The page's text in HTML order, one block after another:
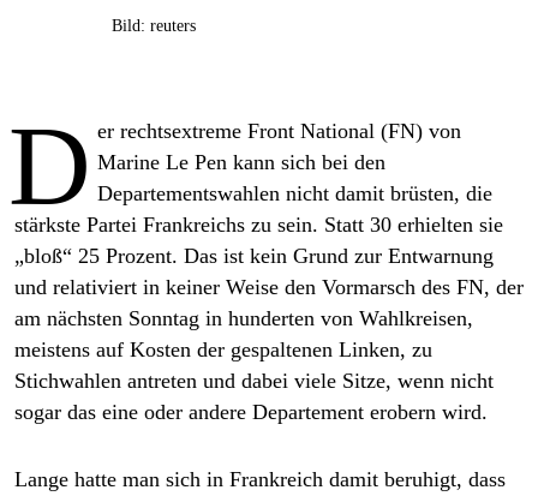
genossenschaft
epaper login
Bild: reuters
D er rechtsextreme Front National (FN) von
Marine Le Pen kann sich bei den
Departementswahlen nicht damit brüsten, die
stärkste Partei Frankreichs zu sein. Statt 30 erhielten sie
„bloß“ 25 Prozent. Das ist kein Grund zur Entwarnung
und relativiert in keiner Weise den Vormarsch des FN, der
am nächsten Sonntag in hunderten von Wahlkreisen,
meistens auf Kosten der gespaltenen Linken, zu
Stichwahlen antreten und dabei viele Sitze, wenn nicht
sogar das eine oder andere Departement erobern wird.
Lange hatte man sich in Frankreich damit beruhigt, dass